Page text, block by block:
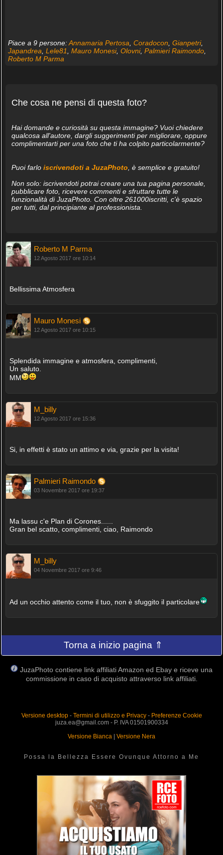
Piace a 9 persone:Annamaria Pertosa, Coradocon, Gianpetri,
Japandrea, Lele81, Mauro Monesi, Olovni, Palmieri Raimondo,
Roberto M Parma
Che cosa ne pensi di questa foto?
Hai domande e curiosità su questa immagine? Vuoi chiedere
qualcosa all'autore, dargli suggerimenti per migliorare, oppure
complimentarti per una foto che ti ha colpito particolarmente?
Puoi farlo iscrivendoti a JuzaPhoto, è semplice e gratuito!
Non solo: iscrivendoti potrai creare una tua pagina personale,
pubblicare foto, ricevere commenti e sfruttare tutte le
funzionalità di JuzaPhoto. Con oltre 261000iscritti, c'è spazio
per tutti, dal principiante al professionista.
Roberto M Parma
12 Agosto 2017 ore 10:14
Bellissima Atmosfera
Mauro Monesi
12 Agosto 2017 ore 10:15
Splendida immagine e atmosfera, complimenti,
Un saluto.
MM
M_billy
12 Agosto 2017 ore 15:36
Si, in effetti è stato un attimo e via, grazie per la visita!
Palmieri Raimondo
03 Novembre 2017 ore 19:37
Ma lassu c'e Plan di Corones......
Gran bel scatto, complimenti, ciao, Raimondo
M_billy
04 Novembre 2017 ore 9:46
Ad un occhio attento come il tuo, non è sfuggito il particolare
Torna a inizio pagina ⇑
JuzaPhoto contiene link affiliati Amazon ed Ebay e riceve una
commissione in caso di acquisto attraverso link affiliati.
Versione desktop- Termini di utilizzo e Privacy- Preferenze Cookie
juza.ea@gmail.com - P. IVA 01501900334
Versione Bianca
Versione Nera
Possa la Bellezza Essere Ovunque Attorno a Me